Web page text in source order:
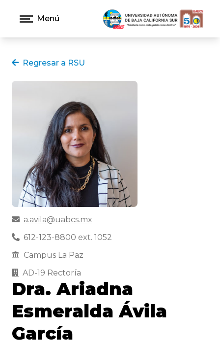
Menú
Regresar a RSU
a.avila@uabcs.mx
612-123-8800 ext. 1052
Campus La Paz
AD-19 Rectoría
Dra. Ariadna
Esmeralda Ávila
García